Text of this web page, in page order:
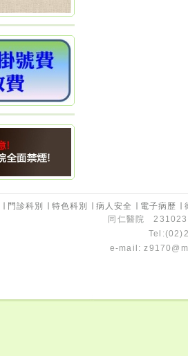
門診科別 ∣特色科別 ∣病人安全 電子病歷 ∣
同仁醫院
e-mail: